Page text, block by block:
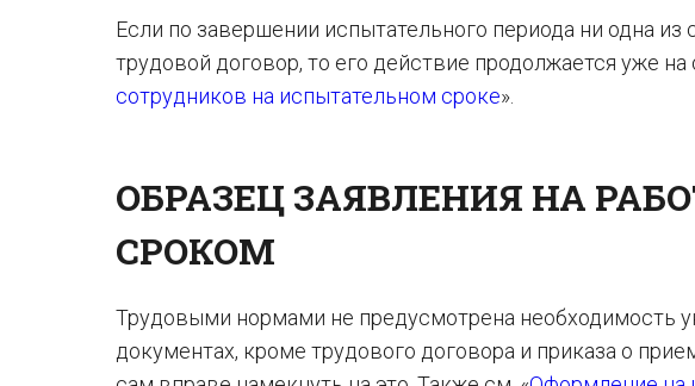
Если по завершении испытательного периода ни одна из
трудовой договор, то его действие продолжается уже
сотрудников на испытательном сроке».
ОБРАЗЕЦ ЗАЯВЛЕНИЯ НА
СРОКОМ
Трудовыми нормами не предусмотрена необходимость
документах, кроме трудового договора и приказа о